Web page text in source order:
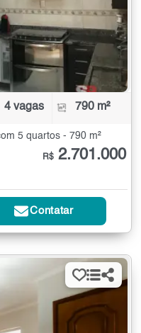
4 vagas 790 m²
5 quartos - 790 m²
R$ 2.701.000
Contatar